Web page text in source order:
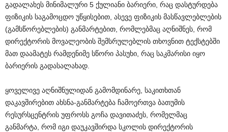
გადალახეს მინიმალური 5 ქულიანი ბარიერი, რაც დასტურდება
ფიზიკის საგამოცდო უწყისებით, ასევე ფიზიკის მასწავლებლების
(გამსწორებლების) განმარტებით, რომლებმაც აღნიშნეს, რომ
დირექტორის მოვალეობის შემსრულებლის თხოვნით ტექსტებში
მათ დაამატეს რამდენიმე სწორი პასუხი, რაც საკმარისი იყო
ბარიერის გადასალახად.
ყოველივე აღნიშნულიდან გამომდინარე, საკითხთან
დაკავშირებით ახსნა-განმარტება ჩამოერთვა ბათუმის
რესურსცენტრის უფროსს გოჩა დავითაძეს, რომელმაც
განმარტა, რომ იგი დაუკავშირდა სკოლის დირექტორის